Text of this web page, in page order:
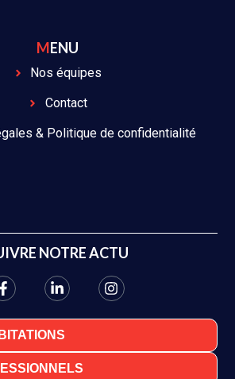
MENU
Nos équipes
Contact
& Politique de confidentialité
NOTRE ACTU